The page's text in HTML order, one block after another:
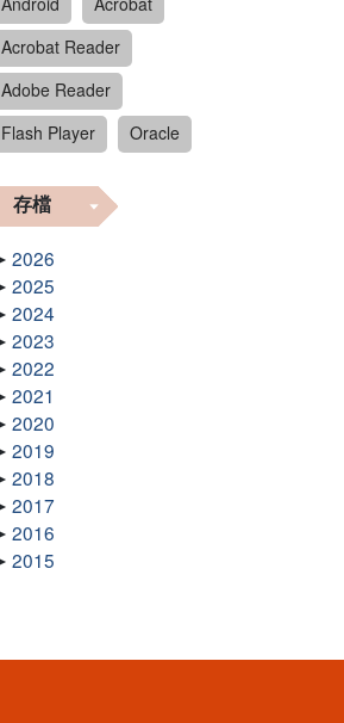
Acrobat Reader
Adobe Reader
Flash Player
Oracle
存檔
2026
2025
2024
2023
2022
2021
2020
2019
2018
2017
2016
2015